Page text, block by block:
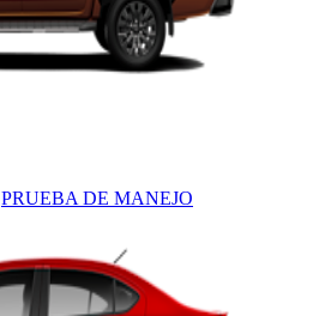
PRUEBA DE MANEJO